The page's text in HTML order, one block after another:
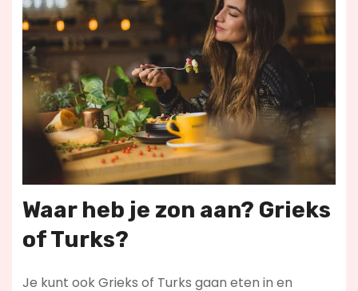
Waar heb je zon aan? Grieks
of Turks?
Je kunt ook Grieks of Turks gaan eten in en